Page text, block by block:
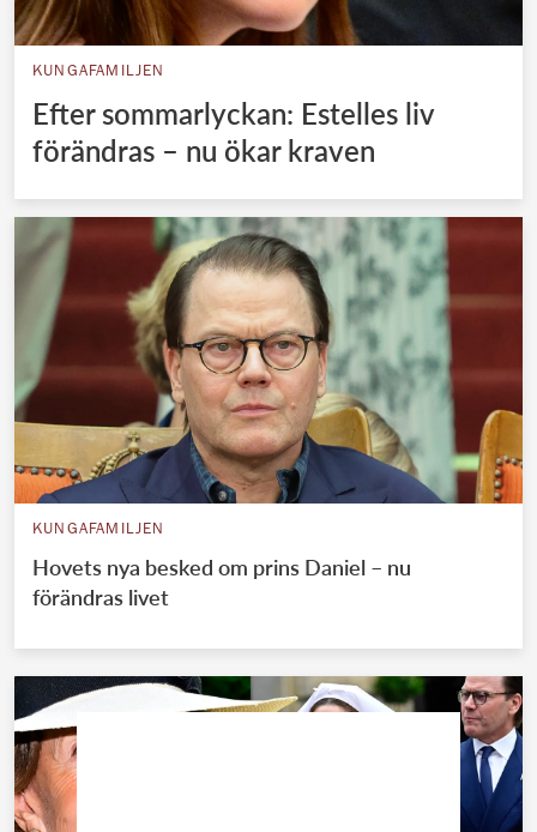
KUNGAFAMILJEN
Efter sommarlyckan: Estelles liv
förändras – nu ökar kraven
KUNGAFAMILJEN
Hovets nya besked om prins Daniel – nu
förändras livet